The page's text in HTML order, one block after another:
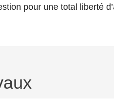
pour une total liberté